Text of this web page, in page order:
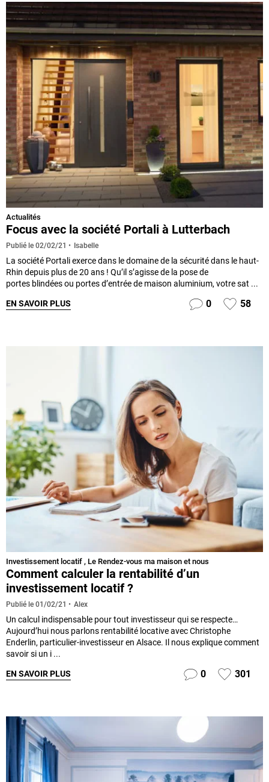
Actualités
Focus avec la société Portali à Lutterbach
Publié le 02/02/21 Isabelle
La société Portali exerce dans le domaine de la sécurité dans le haut-
Rhin depuis plus de 20 ans ! Qu’il s’agisse de la pose de
portes blindées ou portes d’entrée de maison aluminium, votre sat ...
EN SAVOIR PLUS 0 58
Investissement locatif , Le Rendez-vous ma maison et nous
Comment calculer la rentabilité d’un
investissement locatif ?
Publié le 01/02/21 Alex
Un calcul indispensable pour tout investisseur qui se respecte…
Aujourd’hui nous parlons rentabilité locative avec Christophe
Enderlin, particulier-investisseur en Alsace. Il nous explique comment
savoir si un i ...
EN SAVOIR PLUS 0 301